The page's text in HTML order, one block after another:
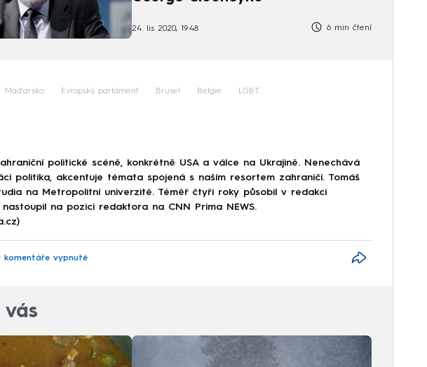
24. lis 2020, 19:48 6 min čtení
Maďarsko Evropský parlament Brusel Belgie LGBT
politické scéně, konkrétně USA a válce na Ukrajině. Nenechává
politika, akcentuje témata spojená s naším resortem zahraničí. Tomáš
na Metropolitní univerzitě. Téměř čtyři roky působil v redakci
nastoupil na pozici redaktora na CNN Prima NEWS.
komentáře vypnuté
vás